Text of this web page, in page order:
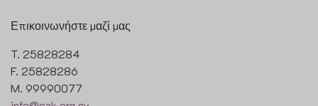
Επικοινωνήστε μαζί μας
T. 25828284
F. 25828286
M. 99990077